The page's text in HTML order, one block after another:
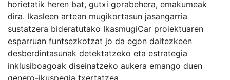
horietatik heren bat, gutxi gorabehera, emakumeak
dira. Ikasleen artean mugikortasun jasangarria
sustatzera bideratutako IkasmugiCar proiektuaren
esparruan funtsezkotzat jo da egon daitezkeen
desberdintasunak detektatzeko eta estrategia
inklusiboagoak diseinatzeko aukera emango duen